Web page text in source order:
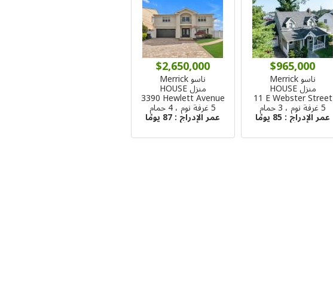
$965,000
ناسو Merrick
منزل HOUSE
11 E Webster Street
5 غرفة نوم ، 3 حمام
عمر الإدراج : 85 يومًا
$2,650,000
ناسو Merrick
منزل HOUSE
3390 Hewlett Avenue
5 غرفة نوم ، 4 حمام
عمر الإدراج :87 يومًا